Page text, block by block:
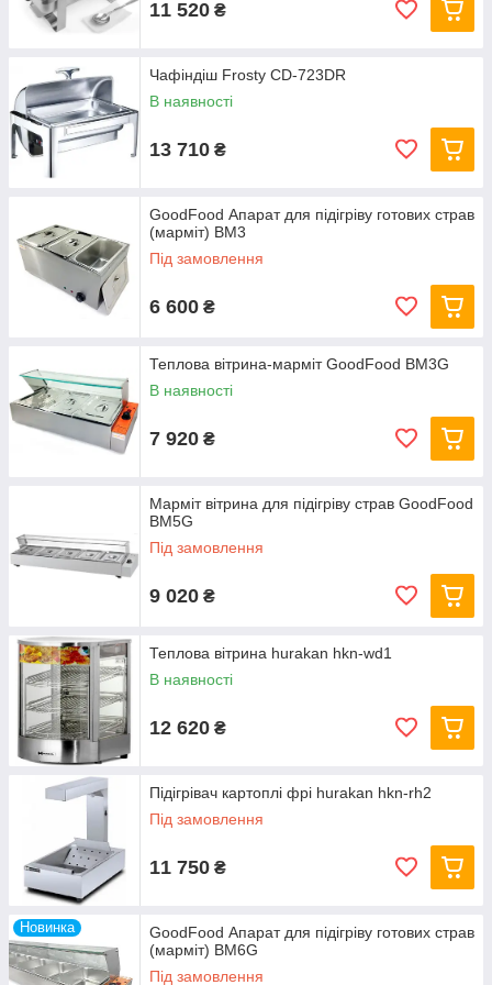
увагу потенційних клієнтів, ненав'язливо акцентуючи увагу на
певному блюді або продукт, що тягне за собою
11 520 ₴
Чафіндіш Frosty CD-723DR
В наявності
13 710 ₴
GoodFood Апарат для підігріву готових страв
(марміт) BM3
Під замовлення
6 600 ₴
Теплова вітрина-марміт GoodFood BM3G
В наявності
7 920 ₴
Марміт вітрина для підігріву страв GoodFood
BM5G
Під замовлення
9 020 ₴
Теплова вітрина hurakan hkn-wd1
В наявності
12 620 ₴
Підігрівач картоплі фрі hurakan hkn-rh2
Під замовлення
11 750 ₴
Новинка
GoodFood Апарат для підігріву готових страв
(марміт) BM6G
Під замовлення